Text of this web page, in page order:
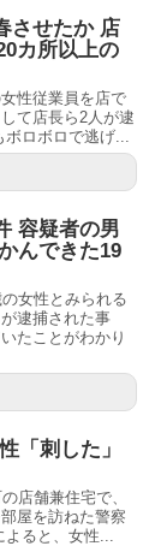
させたか 店
カ所以上の
性従業員を店で
て店長ら2人が逮
ボロボロで逃げ...
容疑者の男
んできた19
女性とみられる
逮捕された事
たことがわかり
「刺した」
店舗兼住宅で、
屋を訪ねた警察
よると、女性...